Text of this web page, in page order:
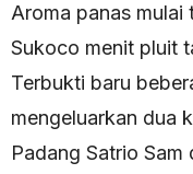
Aroma panas
Sukoco menit pluit
Terbukti baru
mengeluarkan dua
Padang Satrio